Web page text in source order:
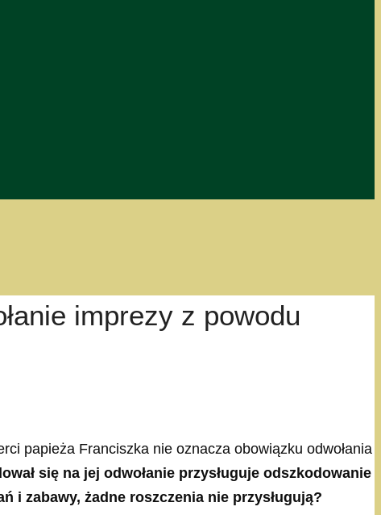
imprezy z powodu
papieża Franciszka nie oznacza obowiązku odwołania
się na jej odwołanie przysługuje odszkodowanie
i zabawy, żadne roszczenia nie przysługują?